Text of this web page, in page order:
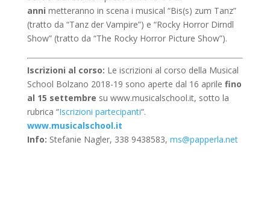
anni metteranno in scena i musical “Bis(s) zum Tanz”
(tratto da “Tanz der Vampire”) e “Rocky Horror Dirndl
Show” (tratto da “The Rocky Horror Picture Show”).
Iscrizioni al corso: Le iscrizioni al corso della Musical
School Bolzano 2018-19 sono aperte dal 16 aprile fino
al 15 settembre su www.musicalschool.it, sotto la
rubrica “Iscrizioni partecipanti“.
www.musicalschool.it
Info: Stefanie Nagler, 338 9438583, ms@papperla.net